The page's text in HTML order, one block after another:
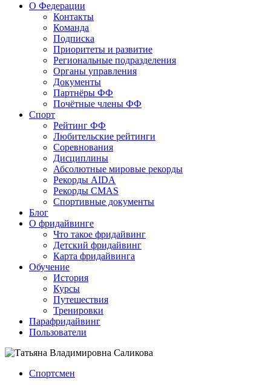
О Федерации
Контакты
Команда
Подписка
Приоритеты и развитие
Региональные подразделения
Органы управления
Документы
Партнёры ФФ
Почётные члены ФФ
Спорт
Рейтинг ФФ
Любительские рейтинги
Соревнования
Дисциплины
Абсолютные мировые рекорды
Рекорды AIDA
Рекорды CMAS
Спортивные документы
Блог
О фридайвинге
Что такое фридайвинг
Детский фридайвинг
Карта фридайвинга
Обучение
История
Курсы
Путешествия
Тренировки
Парафридайвинг
Пользователи
Спортсмен